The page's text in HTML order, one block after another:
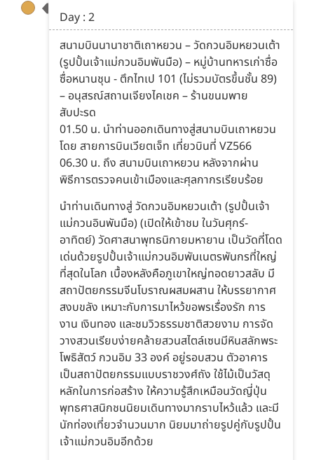
Day : 2
สนามบินนานาชาติเถาหยวน – วัดกวนอิมหยวนเต้า
(รูปปั้นเจ้าแม่กวนอิมพันมือ) – หมู่บ้านทหารเก่าซื่อ
ซื่อหนานชุน - ตึกไทเป 101 (ไม่รวมบัตรขึ้นชั้น 89)
– อนุสรณ์สถานเจียงไคเชค – ร้านขนมพาย
สับปะรด
01.50 น. นำท่านออกเดินทางสู่สนามบินเถาหยวน
โดย สายการบินเวียตเจ็ท เที่ยวบินที่ VZ566
06.30 น. ถึง สนามบินเถาหยวน หลังจากผ่าน
พิธีการตรวจคนเข้าเมืองและศุลกากรเรียบร้อย
นำท่านเดินทางสู่ วัดกวนอิมหยวนเต้า (รูปปั้นเจ้า
แม่กวนอินพันมือ) (เปิดให้เข้าชม ในวันศุกร์-
อาทิตย์) วัดศาสนาพุทธนิกายมหายาน เป็นวัดที่โดด
เด่นด้วยรูปปั้นเจ้าแม่กวนอิมพันเนตรพันกรที่ใหญ่
ที่สุดในโลก เบื้องหลังคือภูเขาใหญ่ทอดยาวสลับ มี
สถาปัตยกรรมจีนโบราณผสมผสาน ให้บรรยากาศ
สงบขลัง เหมาะกับการมาไหว้ขอพรเรื่องรัก การ
งาน เงินทอง และชมวิวธรรมชาติสวยงาม การจัด
วางสวนเรียบง่ายคล้ายสวนสไตล์เซนมีหินสลักพระ
โพธิสัตว์ กวนอิม 33 องค์ อยู่รอบสวน ตัวอาคาร
เป็นสถาปัตยกรรมแบบราชวงศ์ถัง ใช้ไม้เป็นวัสดุ
หลักในการก่อสร้าง ให้ความรู้สึกเหมือนวัดญี่ปุ่น
พุทธศาสนิกชนนิยมเดินทางมากราบไหว้แล้ว และมี
นักท่องเที่ยวจำนวนมาก นิยมมาถ่ายรูปคู่กับรูปปั้น
เจ้าแม่กวนอิมอีกด้วย